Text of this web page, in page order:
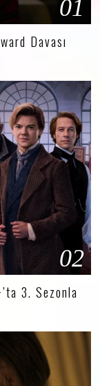
01
Davası
02
3. Sezonla